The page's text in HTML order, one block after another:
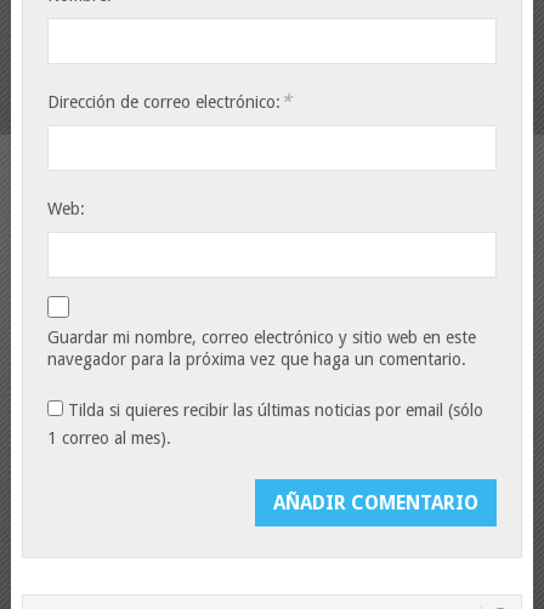
Dirección de correo electrónico: *
Web:
Guardar mi nombre, correo electrónico y sitio web en este
navegador para la próxima vez que haga un comentario.
Tilda si quieres recibir las últimas noticias por email (sólo
1 correo al mes).